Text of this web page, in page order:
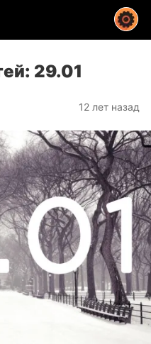
29.01
12 лет назад